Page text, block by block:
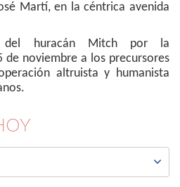
Martí, en la céntrica avenida
del huracán Mitch por la
noviembre a los precursores
altruista y humanista
